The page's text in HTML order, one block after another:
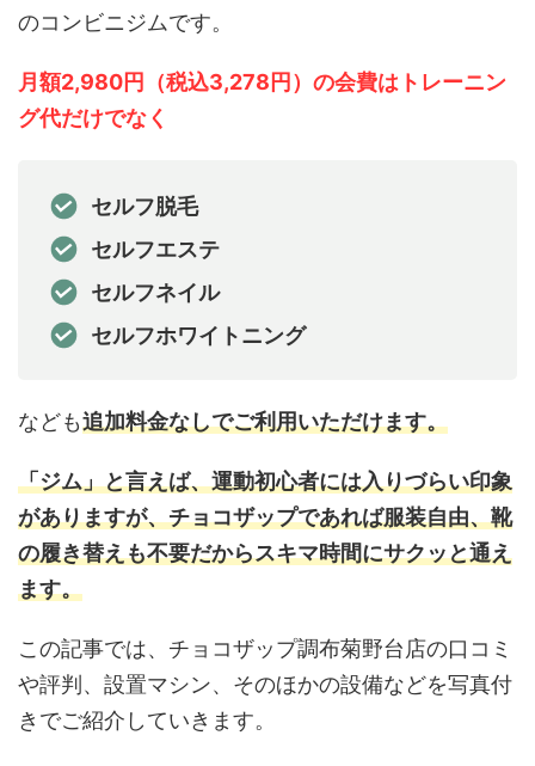
のコンビニジムです。
月額2,980円（税込3,278円）の会費はトレーニン
グ代だけでなく
セルフ脱毛
セルフエステ
セルフネイル
セルフホワイトニング
なども追加料金なしでご利用いただけます。
「ジム」と言えば、運動初心者には入りづらい印象
がありますが、チョコザップであれば服装自由、靴
の履き替えも不要だからスキマ時間にサクッと通え
ます。
この記事では、チョコザップ調布菊野台店の口コミ
や評判、設置マシン、そのほかの設備などを写真付
きでご紹介していきます。